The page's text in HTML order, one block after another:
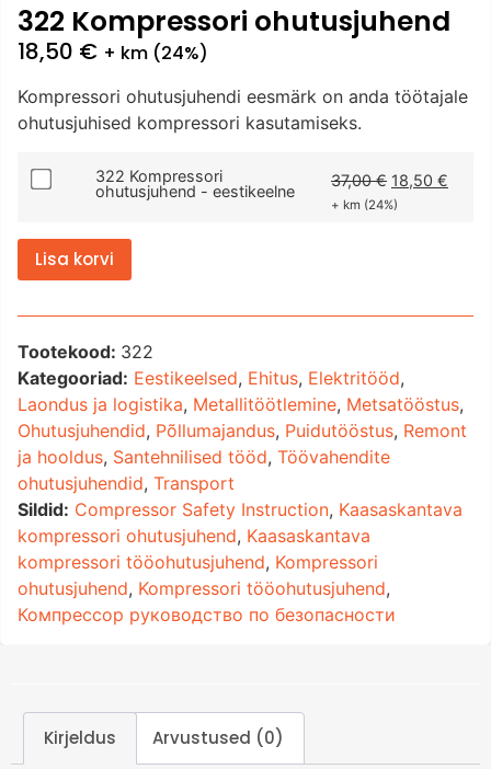
322 Kompressori ohutusjuhend
18,50 € + km (24%)
Kompressori ohutusjuhendi eesmärk on anda töötajale
ohutusjuhised kompressori kasutamiseks.
322 Kompressori
ohutusjuhend - eestikeelne
37,00€ 18,50 €
+ km (24%)
Lisa korvi
Tootekood: 322
Kategooriad: Eestikeelsed, Ehitus, Elektritööd,
Laondus ja logistika, Metallitöötlemine, Metsatööstus,
Ohutusjuhendid, Põllumajandus, Puidutööstus, Remont
ja hooldus, Santehnilised tööd, Töövahendite
ohutusjuhendid, Transport
Sildid: Compressor Safety Instruction, Kaasaskantava
kompressori ohutusjuhend, Kaasaskantava
kompressori tööohutusjuhend, Kompressori
ohutusjuhend, Kompressori tööohutusjuhend,
Компрессор руководство по безопасности
Kirjeldus Arvustused (0)